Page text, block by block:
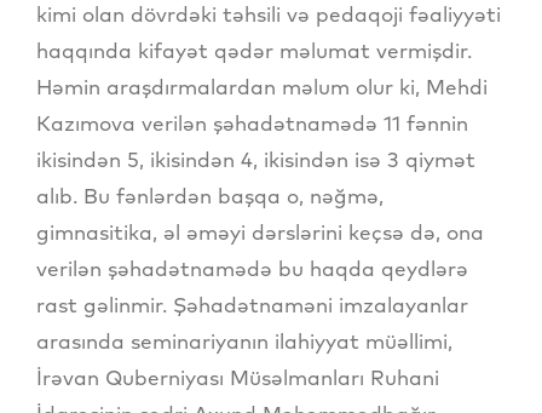
kimi olan dövrdəki təhsili və pedaqoji fəaliyyəti
haqqında kifayət qədər məlumat vermişdir.
Həmin araşdırmalardan məlum olur ki, Mehdi
Kazımova verilən şəhadətnamədə 11 fənnin
ikisindən 5, ikisindən 4, ikisindən isə 3 qiymət
alıb. Bu fənlərdən başqa o, nəğmə,
gimnasitika, əl əməyi dərslərini keçsə də, ona
verilən şəhadətnamədə bu haqda qeydlərə
rast gəlinmir. Şəhadətnaməni imzalayanlar
arasında seminariyanın ilahiyyat müəllimi,
İrəvan Quberniyası Müsəlmanları Ruhani